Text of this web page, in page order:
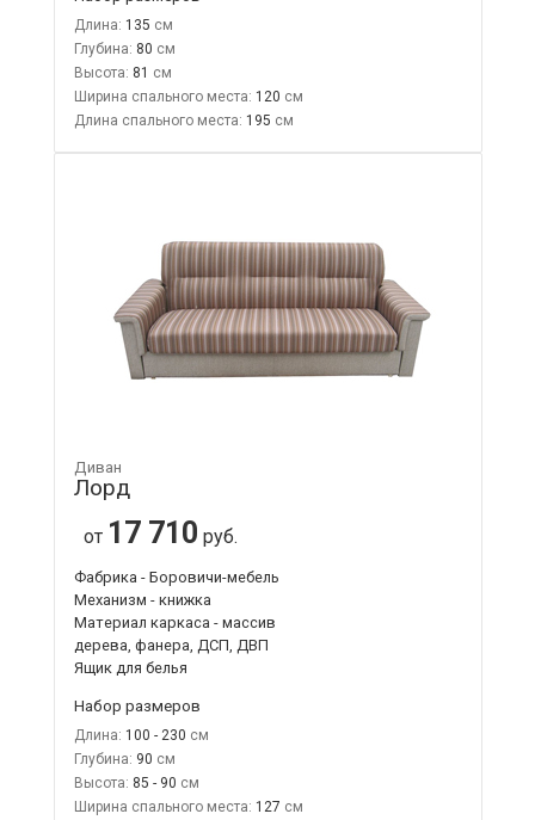
Длина: 135
Глубина: 80
Высота: 81
Ширина спального места: 120
Длина спального места: 195
Диван
Лорд
от 17 710 руб.
Фабрика - Боровичи-мебель
Механизм - книжка
Материал каркаса - массив
дерева, фанера, ДСП, ДВП
Ящик для белья
Набор размеров
Длина: 100 - 230
Глубина: 90
Высота: 85 - 90
Ширина спального места: 127